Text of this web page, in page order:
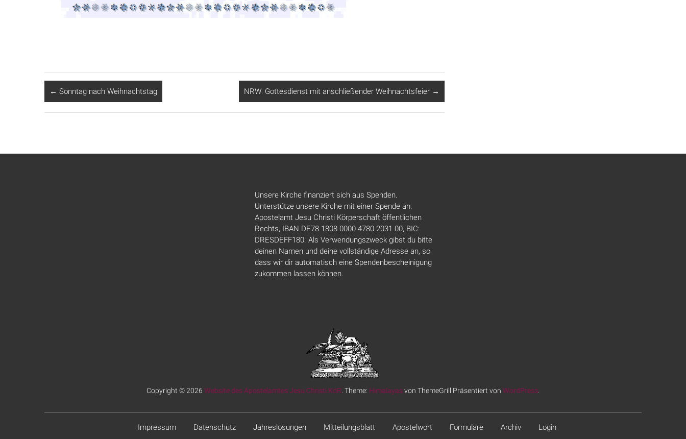
← Sonntag nach Weihnachtstag NRW: Gottesdienst mit anschließender Weihnachtsfeier →
Unsere Kirche finanziert sich aus Spenden.
Unterstütze unsere Kirche mit einer Spende an:
Apostelamt Jesu Christi Körperschaft öffentlichen
Rechts, IBAN DE78 1808 0000 4780 2031 00, BIC:
DRESDEFF180. Als Verwendungszweck gibst du bitte
deinen Namen und deine vollständige Adresse an, so
dass wir dir automatisch eine Spendenbescheinigung
zukommen lassen können.
Copyright © 2026 Website des Apostelamtes Jesu Christi KöR . Theme: Himalayasvon ThemeGrill Präsentiert von WordPress
Impressum Datenschutz Jahreslosungen Mitteilungsblatt Apostelwort Formulare Archiv Login